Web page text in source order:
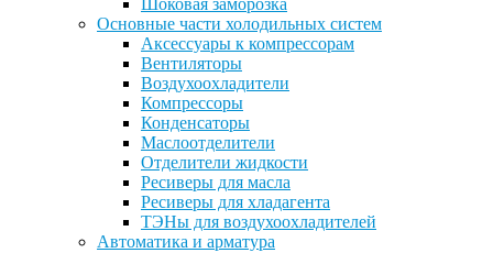
Шоковая заморозка
Основные части холодильных систем
Аксессуары к компрессорам
Вентиляторы
Воздухоохладители
Компрессоры
Конденсаторы
Маслоотделители
Отделители жидкости
Ресиверы для масла
Ресиверы для хладагента
ТЭНы для воздухоохладителей
Автоматика и арматура